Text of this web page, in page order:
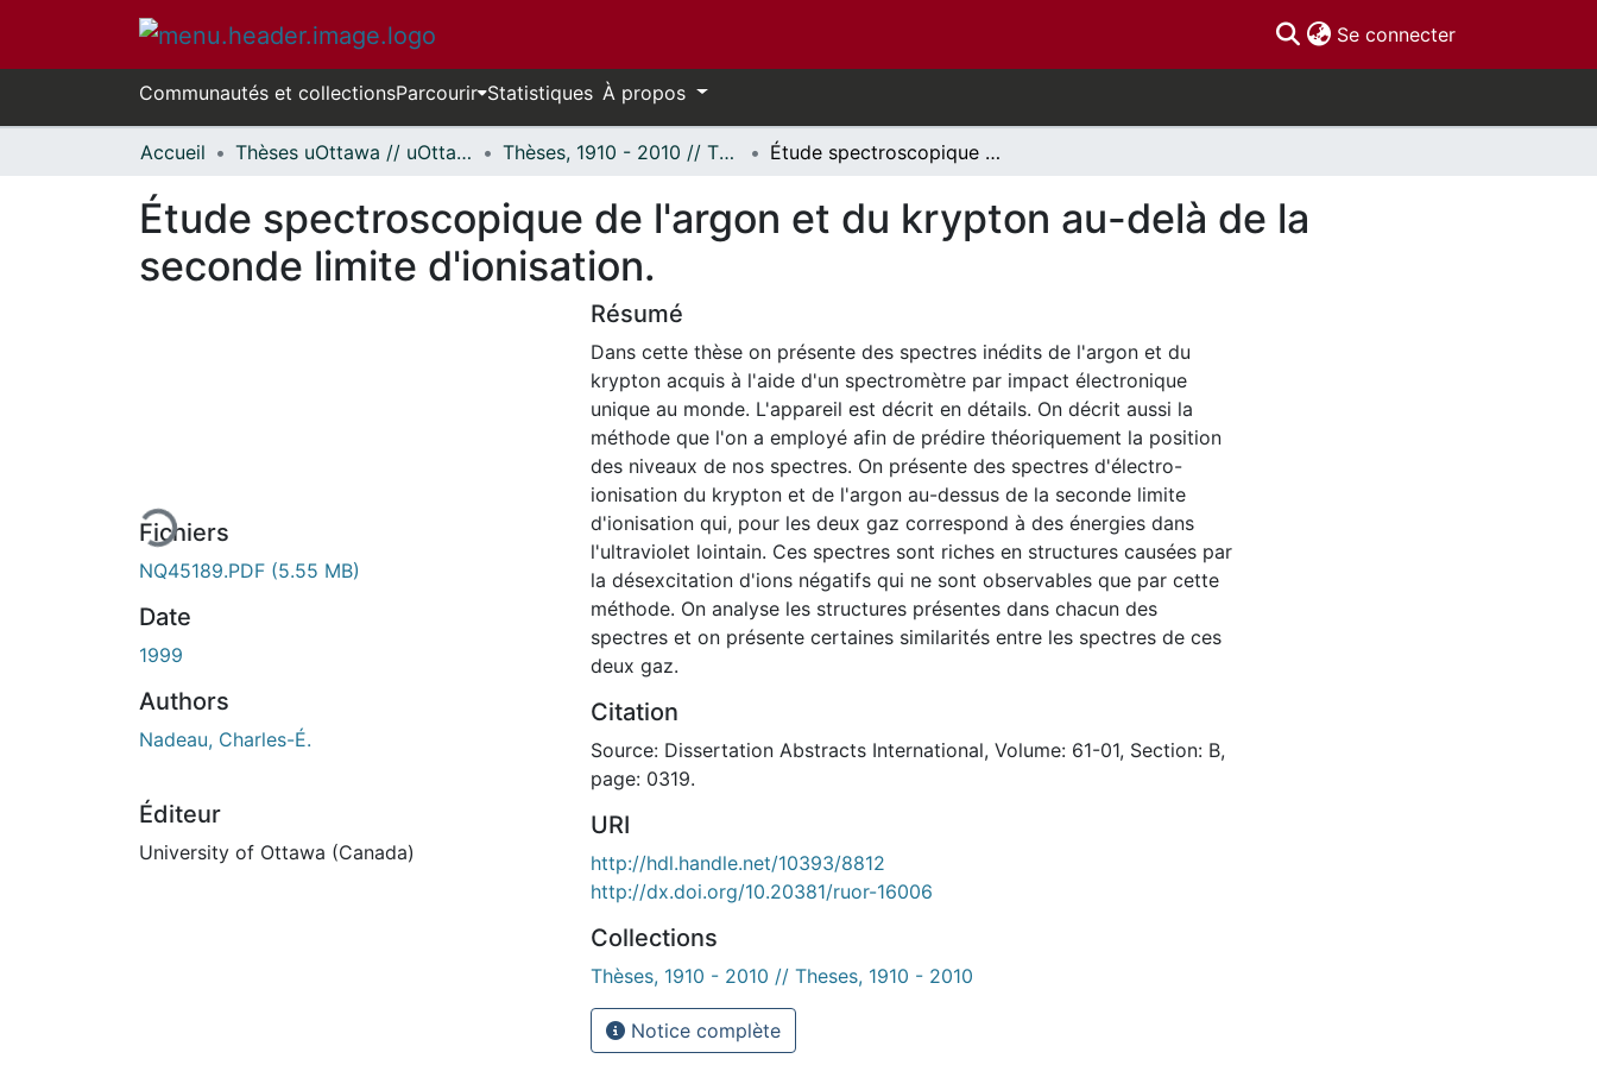
Se connecter(current)
Communautés et collectionsParcourir Statistiques À propos
Accueil Thèses uOttawa // uOttawa Theses Thèses, 1910 - 2010 // Theses, 1910 - 2010 Étude spectroscopique de l'argon et du krypton au-delà de la seconde limite d'ionisation.
Étude spectroscopique de l'argon et du krypton au-delà de la
seconde limite d'ionisation.
Fichiers
NQ45189.PDF (5.55 MB)
Date
1999
Authors
Nadeau, Charles-É.
Éditeur
University of Ottawa (Canada)
Résumé
Dans cette thèse on présente des spectres inédits de l'argon et du
krypton acquis à l'aide d'un spectromètre par impact électronique
unique au monde. L'appareil est décrit en détails. On décrit aussi la
méthode que l'on a employé afin de prédire théoriquement la position
des niveaux de nos spectres. On présente des spectres d'électro-
ionisation du krypton et de l'argon au-dessus de la seconde limite
d'ionisation qui, pour les deux gaz correspond à des énergies dans
l'ultraviolet lointain. Ces spectres sont riches en structures causées par
la désexcitation d'ions négatifs qui ne sont observables que par cette
méthode. On analyse les structures présentes dans chacun des
spectres et on présente certaines similarités entre les spectres de ces
deux gaz.
Citation
Source: Dissertation Abstracts International, Volume: 61-01, Section: B,
page: 0319.
URI
http://hdl.handle.net/10393/8812
http://dx.doi.org/10.20381/ruor-16006
Collections
Thèses, 1910 - 2010 // Theses, 1910 - 2010
Notice complète